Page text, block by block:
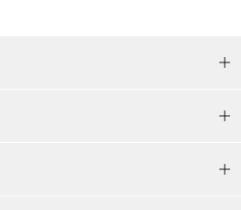
サングラス／